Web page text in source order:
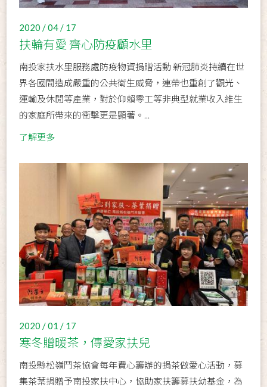
2020 / 04 / 17
扶輪有愛 齊心防疫顧水里
南投家扶水里服務處防疫物資捐贈活動 新冠肺炎持續在世
界各國間造成嚴重的公共衛生威脅，連帶也重創了觀光、
運輸及休閒等產業，對於仰賴零工等非典型就業收入維生
的家庭所帶來的衝擊更是顯著。...
了解更多
2020 / 01 / 17
寒冬贈暖茶，傳愛家扶兒
南投縣松嶺鬥茶協會每年費心籌辦的捐茶做愛心活動，募
集茶葉捐贈予南投家扶中心，協助家扶籌募扶幼基金，為